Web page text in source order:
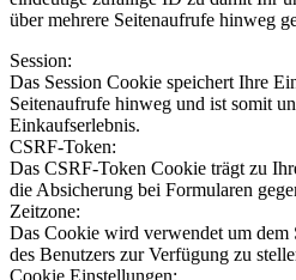
über mehrere Seitenaufrufe hinweg
Session:
Das Session Cookie speichert Ihre
Seitenaufrufe hinweg und ist somit
Einkaufserlebnis.
CSRF-Token:
Das CSRF-Token Cookie trägt zu
die Absicherung bei Formularen
Zeitzone:
Das Cookie wird verwendet um dem
des Benutzers zur Verfügung zu
Cookie Einstellungen: